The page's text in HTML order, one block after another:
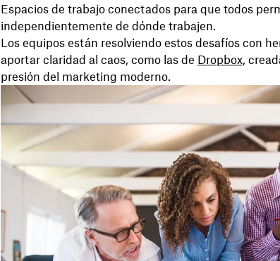
Espacios de trabajo conectados para que todos
independientemente de dónde trabajen.
Los equipos están resolviendo estos desafíos con
aportar claridad al caos, como las de Dropbox,
presión del marketing moderno.